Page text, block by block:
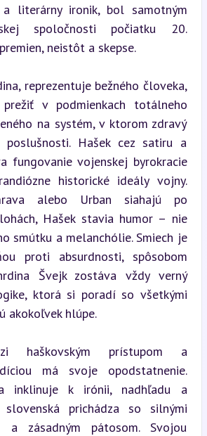
a literárny ironik, bol samotným
spoločnosti počiatku 20.
neistôt a skepse.
reprezentuje bežného človeka,
v podmienkach totálneho
na systém, v ktorom zdravý
poslušnosti. Hašek cez satiru a
fungovanie vojenskej byrokracie
historické ideály vojny.
alebo Urban siahajú po
Hašek stavia humor – nie
smútku a melanchólie. Smiech je
proti absurdnosti, spôsobom
Švejk zostáva vždy verný
ktorá si poradí so všetkými
akokoľvek hlúpe.
haškovským prístupom a
má svoje opodstatnenie.
inklinuje k irónii, nadhľadu a
prichádza so silnými
a zásadným pátosom. Svojou